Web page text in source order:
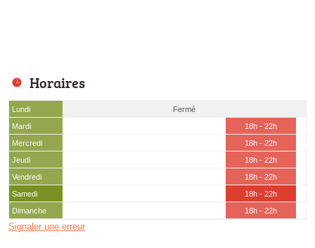
Horaires
Lundi
Fermé
Mardi
18h - 22h
Mercredi
18h - 22h
Jeudi
18h - 22h
Vendredi
18h - 22h
Samedi
18h - 22h
Dimanche
18h - 22h
Signaler une erreur